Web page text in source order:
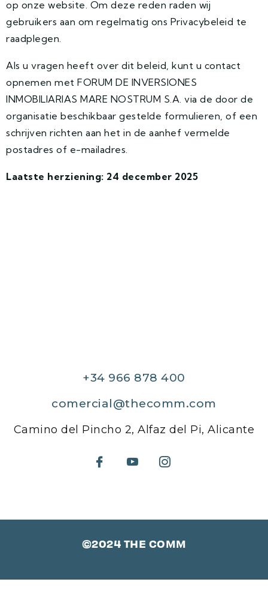
op onze website. Om deze reden raden wij
gebruikers aan om regelmatig ons Privacybeleid te
raadplegen.
Als u vragen heeft over dit beleid, kunt u contact
opnemen met FORUM DE INVERSIONES
INMOBILIARIAS MARE NOSTRUM S.A. via de door de
organisatie beschikbaar gestelde formulieren, of een
schrijven richten aan het in de aanhef vermelde
postadres of e-mailadres.
Laatste herziening: 24 december 2025
+34 966 878 400
comercial@thecomm.com
Camino del Pincho 2, Alfaz del Pi, Alicante
©2024 THE COMM